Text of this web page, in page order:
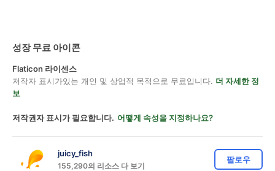
성장 무료 아이콘
Flaticon 라이센스
저작자 표시가있는 개인 및 상업적 목적으로 무료입니다. 더 자세한 정
보
저작권자 표시가 필요합니다. 어떻게 속성을 지정하나요?
juicy_fish
155,290의 리소스 다 보기
팔로우